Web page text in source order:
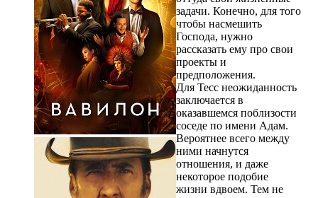
задачи. Конечно, для того
чтобы насмешить
Господа, нужно
рассказать ему про свои
проекты и
предположения.
Для Тесс неожиданность
заключается в
оказавшемся поблизости
соседе по имени Адам.
Вероятнее всего между
ними начнутся
отношения, и даже
некоторое подобие
жизни вдвоем. Тем не